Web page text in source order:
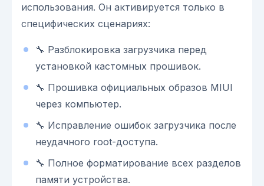
использования. Он активируется только в
специфических сценариях:
🔧 Разблокировка загрузчика перед
установкой кастомных прошивок.
🔧 Прошивка официальных образов MIUI
через компьютер.
🔧 Исправление ошибок загрузчика после
неудачного root-доступа.
🔧 Полное форматирование всех разделов
памяти устройства.